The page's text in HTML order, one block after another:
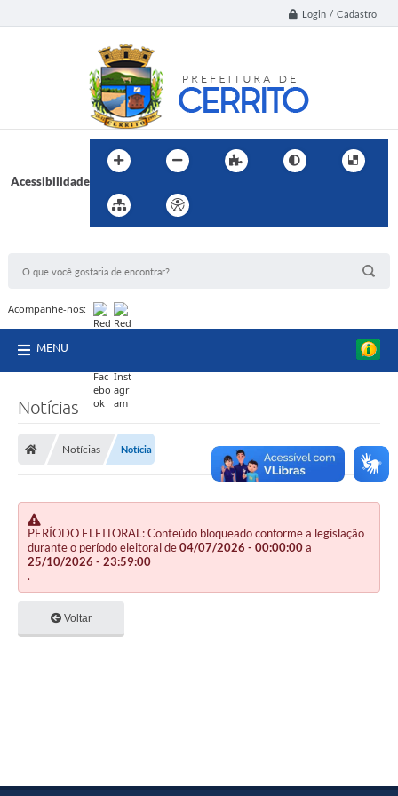
Login / Cadastro
Acessibilidade
Acompanhe-nos:
MENU
Notícias
Notícias Notícia
PERÍODO ELEITORAL: Conteúdo bloqueado conforme a legislação
durante o período eleitoral de04/07/2026 - 00:00:00a
25/10/2026 - 23:59:00
.
Voltar